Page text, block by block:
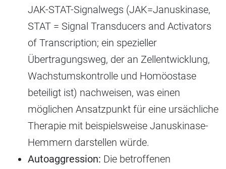
JAK-STAT-Signalwegs (JAK=Januskinase,
STAT = Signal Transducers and Activators
of Transcription; ein spezieller
Übertragungsweg, der an Zellentwicklung,
Wachstumskontrolle und Homöostase
beteiligt ist) nachweisen, was einen
möglichen Ansatzpunkt für eine ursächliche
Therapie mit beispielsweise Januskinase-
Hemmern darstellen würde.
Autoaggression: Die betroffenen